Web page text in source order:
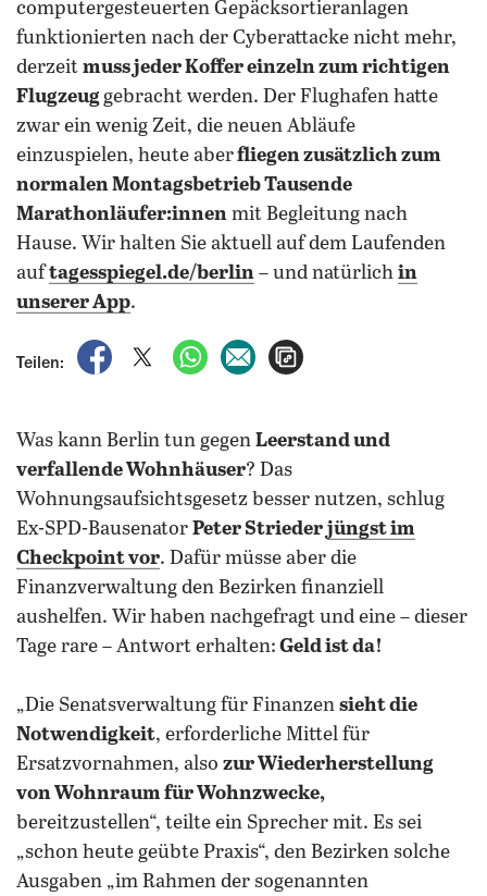
computergesteuerten Gepäcksortieranlagen
funktionierten nach der Cyberattacke nicht mehr,
derzeit muss jeder Koffer einzeln zum richtigen
Flugzeuggebracht werden. Der Flughafen hatte
zwar ein wenig Zeit, die neuen Abläufe
einzuspielen, heute aberfliegen zusätzlich zum
normalen Montagsbetrieb Tausende
Marathonläufer:innen mit Begleitung nach
Hause. Wir halten Sie aktuell auf dem Laufenden
auftagesspiegel.de/berlin – und natürlich in
unserer App.
Teilen:
auf Facebook teilen
auf X teilenper WhatsApp teilen
per E-Mail teilen
Was kann Berlin tun gegen Leerstand und
verfallende Wohnhäuser? Das
Wohnungsaufsichtsgesetz besser nutzen, schlug
Ex-SPD-Bausenator Peter Strieder jüngst im
Checkpoint vor. Dafür müsse aber die
Finanzverwaltung den Bezirken finanziell
aushelfen. Wir haben nachgefragt und eine – dieser
Tage rare – Antwort erhalten: Geld ist da!
„Die Senatsverwaltung für Finanzen sieht die
Notwendigkeit, erforderliche Mittel für
Ersatzvornahmen, also zur Wiederherstellung
von Wohnraum für Wohnzwecke,
bereitzustellen“, teilte ein Sprecher mit. Es sei
„schon heute geübte Praxis“, den Bezirken solche
Ausgaben „im Rahmen der sogenannten